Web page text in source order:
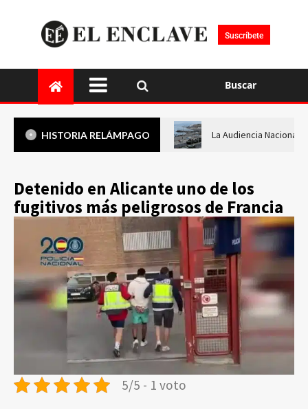
Suscríbete
Buscar
HISTORIA RELÁMPAGO La Audiencia Nacional
Detenido en Alicante uno de los
fugitivos más peligrosos de Francia
5/5 - 1 voto